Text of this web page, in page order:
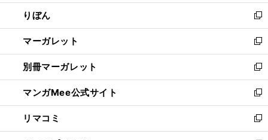
開
く
ウ
で
開
く
ン
ド
ウ
で
開
く
ウ
ィ
ン
ド
ウ
で
開
く
りぼん
新
し
い
ウ
ィ
ン
ド
ウ
で
開
マーガレット
新
し
い
ウ
ィ
ン
ド
ウ
別冊マーガレット
新
し
い
ウ
ィ
ン
マンガMee公式サイト
新
し
い
ウ
リマコミ
新
し